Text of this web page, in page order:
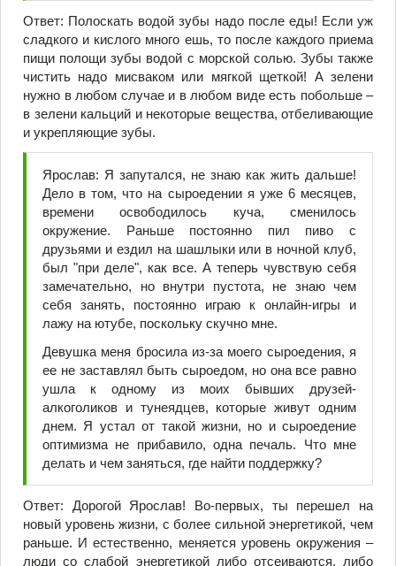
Ответ: Полоскать водой зубы надо после еды! Если уж
сладкого и кислого много ешь, то после каждого приема
пищи полощи зубы водой с морской солью. Зубы также
чистить надо мисваком или мягкой щеткой! А зелени
нужно в любом случае и в любом виде есть побольше –
в зелени кальций и некоторые вещества, отбеливающие
и укрепляющие зубы.
Ярослав: Я запутался, не знаю как жить дальше!
Дело в том, что на сыроедении я уже 6 месяцев,
времени освободилось куча, сменилось
окружение. Раньше постоянно пил пиво с
друзьями и ездил на шашлыки или в ночной клуб,
был "при деле", как все. А теперь чувствую себя
замечательно, но внутри пустота, не знаю чем
себя занять, постоянно играю к онлайн-игры и
лажу на ютубе, поскольку скучно мне.
Девушка меня бросила из-за моего сыроедения, я
ее не заставлял быть сыроедом, но она все равно
ушла к одному из моих бывших друзей-
алкоголиков и тунеядцев, которые живут одним
днем. Я устал от такой жизни, но и сыроедение
оптимизма не прибавило, одна печаль. Что мне
делать и чем заняться, где найти поддержку?
Ответ: Дорогой Ярослав! Во-первых, ты перешел на
новый уровень жизни, с более сильной энергетикой, чем
раньше. И естественно, меняется уровень окружения –
люди со слабой энергетикой либо отсеиваются, либо